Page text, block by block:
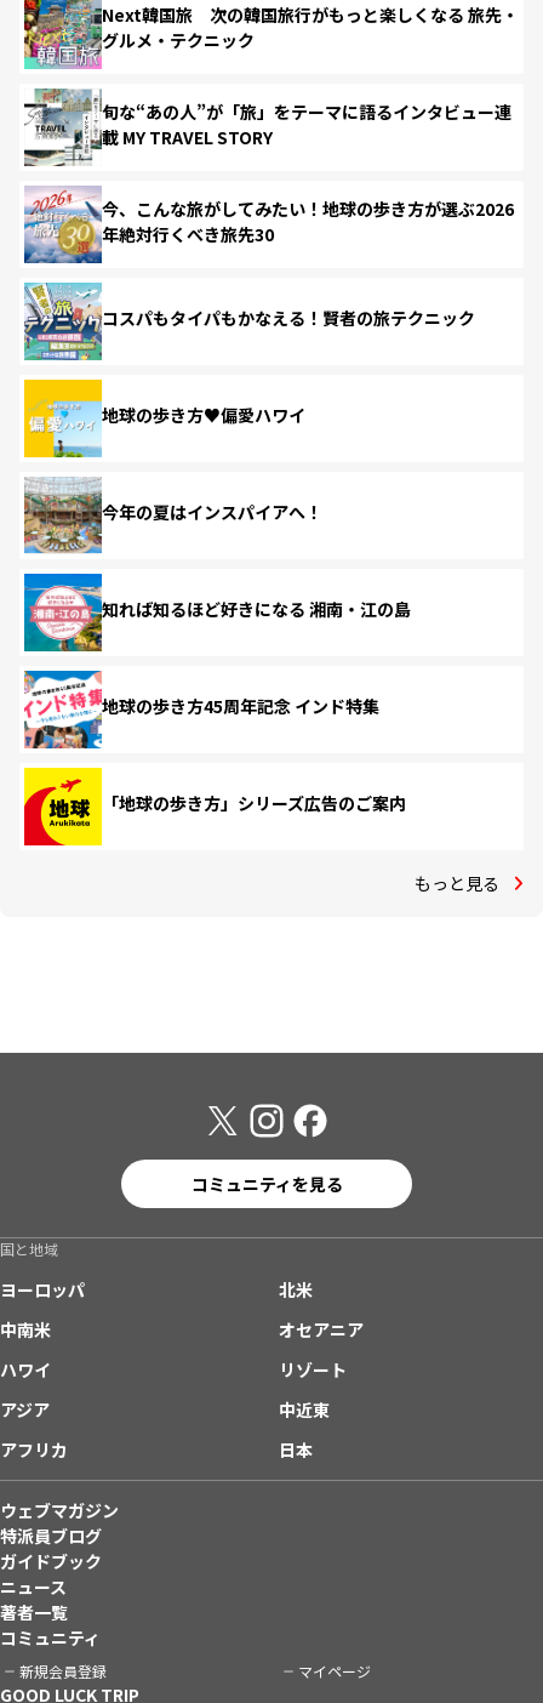
Next韓国旅 次の韓国旅行がもっと楽しくなる 旅先・
グルメ・テクニック
旬な“あの人”が「旅」をテーマに語るインタビュー連
載 MY TRAVEL STORY
今、こんな旅がしてみたい！地球の歩き方が選ぶ2026
年絶対行くべき旅先30
コスパもタイパもかなえる！賢者の旅テクニック
地球の歩き方♥偏愛ハワイ
今年の夏はインスパイアへ！
知れば知るほど好きになる 湘南・江の島
地球の歩き方45周年記念 インド特集
「地球の歩き方」シリーズ広告のご案内
もっと見る
コミュニティを見る
国と地域
ヨーロッパ
北米
中南米
オセアニア
ハワイ
リゾート
アジア
中近東
アフリカ
日本
ウェブマガジン
特派員ブログ
ガイドブック
ニュース
著者一覧
コミュニティ
新規会員登録 マイページ
GOOD LUCK TRIP